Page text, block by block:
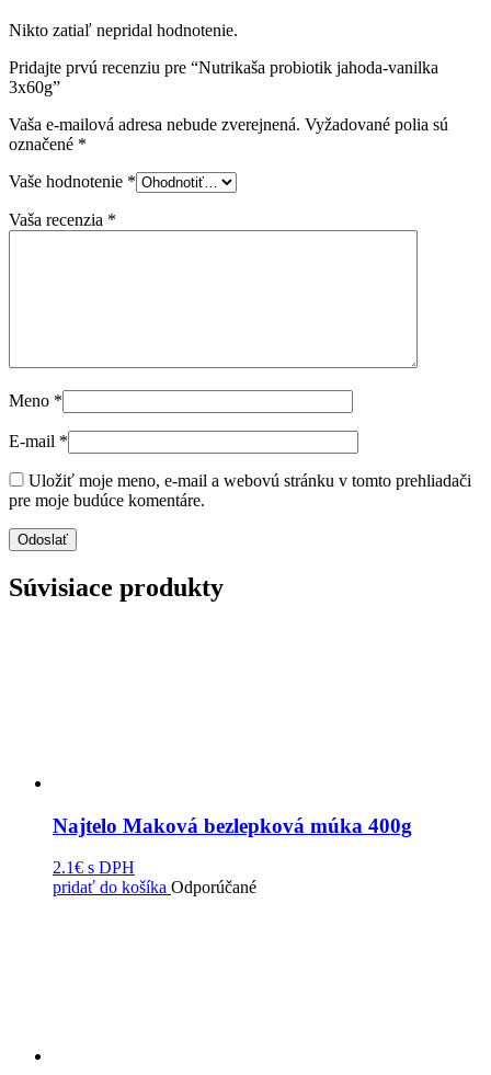
Nikto zatiaľ nepridal hodnotenie.
Pridajte prvú recenziu pre “Nutrikaša probiotik jahoda-vanilka
3x60g”
Vaša e-mailová adresa nebude zverejnená. Vyžadované polia sú
označené *
Vaše hodnotenie *
Vaša recenzia *
Meno *
E-mail *
Uložiť moje meno, e-mail a webovú stránku v tomto prehliadači
pre moje budúce komentáre.
Súvisiace produkty
Najtelo Maková bezlepková múka 400g
2.1€ s DPH
pridať do košíka Odporúčané